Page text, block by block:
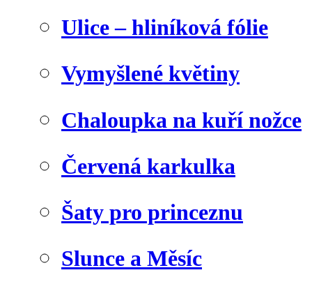
Ulice – hliníková fólie
Vymyšlené květiny
Chaloupka na kuří nožce
Červená karkulka
Šaty pro princeznu
Slunce a Měsíc